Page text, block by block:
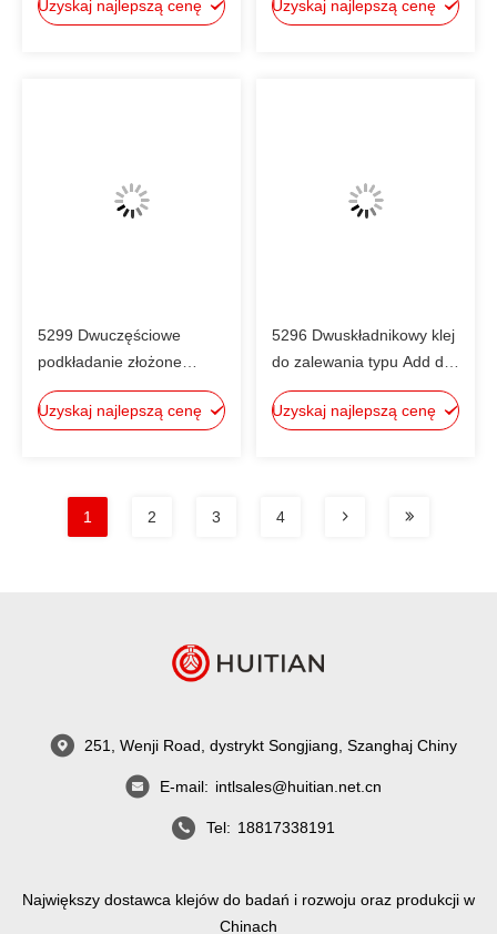
2,6 W/m·K, UL94V-0 do
Uzyskaj najlepszą cenę
W/M·K cieplnie
Uzyskaj najlepszą cenę
5299 Dwuczęściowe
podkładanie złożone
podkładanie różnych
elementów elektrycznych,
Uzyskaj najlepszą cenę
5296 Dwuskładnikowy klej
do zalewania typu Add do
zasilaczy, złączy,
czujników, układów
Uzyskaj najlepszą cenę
1 2 3 4
251, Wenji Road, dystrykt Songjiang, Szanghaj Chiny
E-mail: intlsales@huitian.net.cn
Tel: 18817338191
Największy dostawca klejów do badań i rozwoju oraz produkcji w
Chinach